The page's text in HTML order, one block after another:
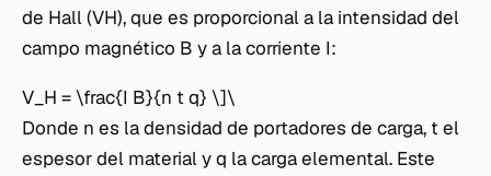
de Hall (VH​), que es proporcional a la intensidad del
campo magnético B y a la corriente I:
V_H = \frac{I B}{n t q} \]\
Donde n es la densidad de portadores de carga, t el
espesor del material y q la carga elemental. Este